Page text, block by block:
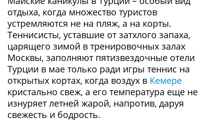
отдыха, когда множество туристов
устремляются не на пляж, а на корты.
Теннисисты, уставшие от затхлого запаха,
царящего зимой в тренировочных залах
Москвы, заполняют пятизвездочные отели
Турции в мае только ради игры теннис на
открытых кортах, когда воздух в Кемере
кристально свеж, а его температура еще не
изнуряет летней жарой, напротив, даруя
свежесть и бодрость.